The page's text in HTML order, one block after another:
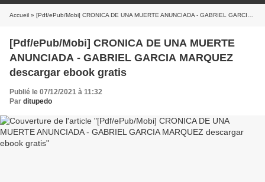
Accueil » [Pdf/ePub/Mobi] CRONICA DE UNA MUERTE ANUNCIADA - GABRIEL GARCIA MARQUEZ descargar ebook gratis
[Pdf/ePub/Mobi] CRONICA DE UNA MUERTE
ANUNCIADA - GABRIEL GARCIA MARQUEZ
descargar ebook gratis
Publié le 07/12/2021 à 11:32
Par ditupedo